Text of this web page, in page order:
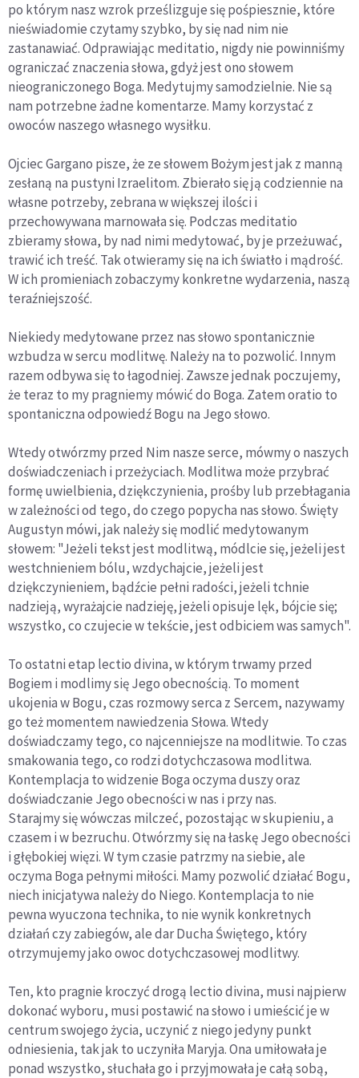
po którym nasz wzrok prześlizguje się pośpiesznie, które
nieświadomie czytamy szybko, by się nad nim nie
zastanawiać. Odprawiając meditatio, nigdy nie powinniśmy
ograniczać znaczenia słowa, gdyż jest ono słowem
nieograniczonego Boga. Medytujmy samodzielnie. Nie są
nam potrzebne żadne komentarze. Mamy korzystać z
owoców naszego własnego wysiłku.
Ojciec Gargano pisze, że ze słowem Bożym jest jak z manną
zesłaną na pustyni Izraelitom. Zbierało się ją codziennie na
własne potrzeby, zebrana w większej ilości i
przechowywana marnowała się. Podczas meditatio
zbieramy słowa, by nad nimi medytować, by je przeżuwać,
trawić ich treść. Tak otwieramy się na ich światło i mądrość.
W ich promieniach zobaczymy konkretne wydarzenia, naszą
teraźniejszość.
Niekiedy medytowane przez nas słowo spontanicznie
wzbudza w sercu modlitwę. Należy na to pozwolić. Innym
razem odbywa się to łagodniej. Zawsze jednak poczujemy,
że teraz to my pragniemy mówić do Boga. Zatem oratio to
spontaniczna odpowiedź Bogu na Jego słowo.
Wtedy otwórzmy przed Nim nasze serce, mówmy o naszych
doświadczeniach i przeżyciach. Modlitwa może przybrać
formę uwielbienia, dziękczynienia, prośby lub przebłagania
w zależności od tego, do czego popycha nas słowo. Święty
Augustyn mówi, jak należy się modlić medytowanym
słowem: "Jeżeli tekst jest modlitwą, módlcie się, jeżeli jest
westchnieniem bólu, wzdychajcie, jeżeli jest
dziękczynieniem, bądźcie pełni radości, jeżeli tchnie
nadzieją, wyrażajcie nadzieję, jeżeli opisuje lęk, bójcie się;
wszystko, co czujecie w tekście, jest odbiciem was samych".
To ostatni etap lectio divina, w którym trwamy przed
Bogiem i modlimy się Jego obecnością. To moment
ukojenia w Bogu, czas rozmowy serca z Sercem, nazywamy
go też momentem nawiedzenia Słowa. Wtedy
doświadczamy tego, co najcenniejsze na modlitwie. To czas
smakowania tego, co rodzi dotychczasowa modlitwa.
Kontemplacja to widzenie Boga oczyma duszy oraz
doświadczanie Jego obecności w nas i przy nas.
Starajmy się wówczas milczeć, pozostając w skupieniu, a
czasem i w bezruchu. Otwórzmy się na łaskę Jego obecności
i głębokiej więzi. W tym czasie patrzmy na siebie, ale
oczyma Boga pełnymi miłości. Mamy pozwolić działać Bogu,
niech inicjatywa należy do Niego. Kontemplacja to nie
pewna wyuczona technika, to nie wynik konkretnych
działań czy zabiegów, ale dar Ducha Świętego, który
otrzymujemy jako owoc dotychczasowej modlitwy.
Ten, kto pragnie kroczyć drogą lectio divina, musi najpierw
dokonać wyboru, musi postawić na słowo i umieścić je w
centrum swojego życia, uczynić z niego jedyny punkt
odniesienia, tak jak to uczyniła Maryja. Ona umiłowała je
ponad wszystko, słuchała go i przyjmowała je całą sobą,